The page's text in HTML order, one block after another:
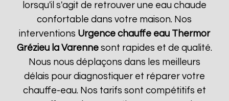
lorsqu'il s'agit de retrouver une eau chaude
confortable dans votre maison. Nos
interventions Urgence chauffe eau Thermor
Grézieu la Varennesont rapides et de qualité.
Nous nous déplaçons dans les meilleurs
délais pour diagnostiquer et réparer votre
chauffe-eau. Nos tarifs sont compétitifs et